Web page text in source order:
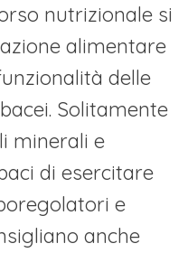
nutrizionale si
alimentare
delle
Solitamente
minerali e
di esercitare
e
anche